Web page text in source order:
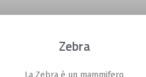
Zebra
La Zebra è un mammifero